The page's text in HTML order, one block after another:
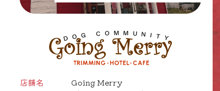
店舗名
Going Merry